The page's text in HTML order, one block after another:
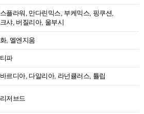
플라워, 만다린믹스, 부케믹스, 핑쿠션,
샤, 버질리아, 울부시
, 엘엔지움
파
르디아, 다알리아, 라넌큘러스, 튤립
저브드